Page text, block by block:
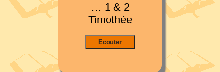
… 1 & 2
Timothée